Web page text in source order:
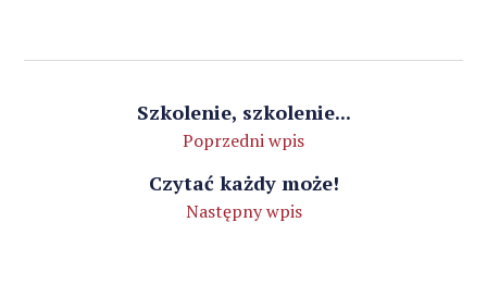
Szkolenie, szkolenie...
Poprzedni wpis
Czytać każdy może!
Następny wpis